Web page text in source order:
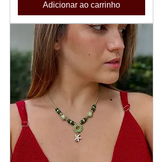
Adicionar ao carrinho